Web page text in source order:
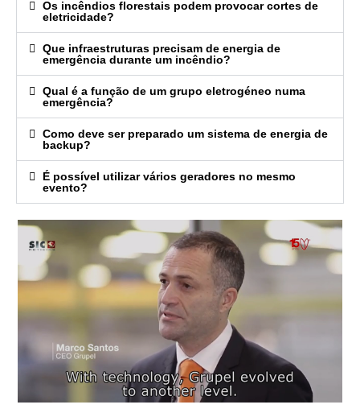
Os incêndios florestais podem provocar cortes de
eletricidade?
Que infraestruturas precisam de energia de
emergência durante um incêndio?
Qual é a função de um grupo eletrogéneo numa
emergência?
Como deve ser preparado um sistema de energia de
backup?
É possível utilizar vários geradores no mesmo
evento?